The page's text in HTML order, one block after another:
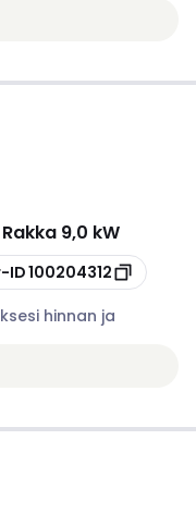
9,0 kW
ID100204312
hinnan ja